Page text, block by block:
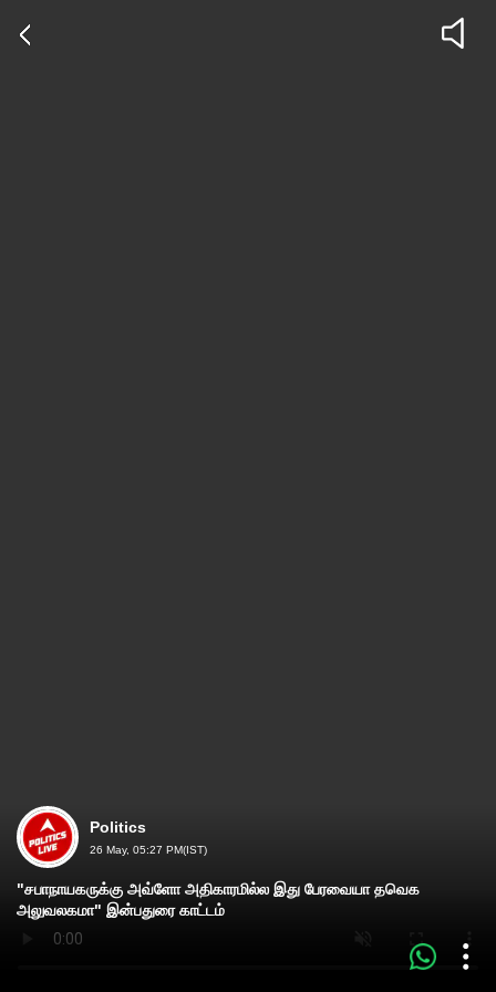
Politics
26 May, 05:27 PM(IST)
"சபாநாயகருக்கு அவ்ளோ அதிகாரமில்ல இது பேரவையா தவெக
அலுவலகமா" இன்பதுரை காட்டம்